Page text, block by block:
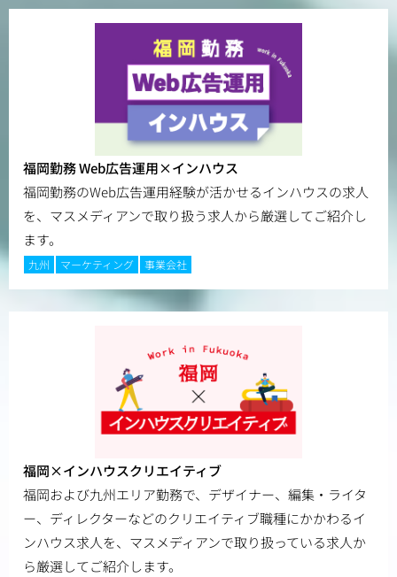
福岡勤務 Web広告運用×インハウス
福岡勤務のWeb広告運用経験が活かせるインハウスの求人
を、マスメディアンで取り扱う求人から厳選してご紹介し
ます。
九州 マーケティング 事業会社
福岡×インハウスクリエイティブ
福岡および九州エリア勤務で、デザイナー、編集・ライタ
ー、ディレクターなどのクリエイティブ職種にかかわるイ
ンハウス求人を、マスメディアンで取り扱っている求人か
ら厳選してご紹介します。